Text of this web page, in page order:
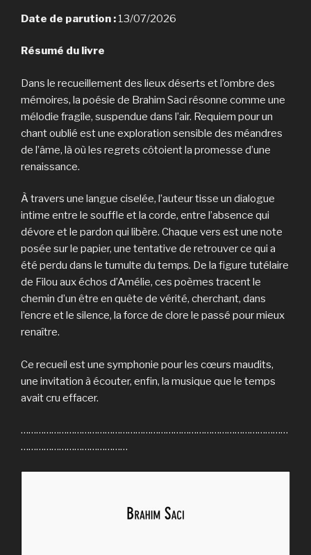
Date de parution : 13/07/2026
Résumé du livre
Dans le recueillement des lieux déserts et l’ombre des
mémoires, la poésie de Brahim Saci résonne comme une
mélodie fragile, suspendue dans l’air. Requiem pour un
chant oublié est une exploration sensible des méandres
de l’âme, là où les regrets côtoient la promesse d’une
renaissance.
À travers une langue ciselée, l’auteur tisse un dialogue
intime entre le souffle et la corde, entre l’absence qui
dévore et le pardon qui libère. Chaque vers est une note
posée sur le papier, une tentative de retrouver ce qui a
été perdu dans le tumulte du temps. De la figure tutélaire
de Filou aux échos d’Amélie, ces poèmes tracent le
chemin d’un être en quête de vérité, cherchant, dans
l’encre et le silence, la force de clore le passé pour mieux
renaître.
Ce recueil est une symphonie pour les cœurs maudits,
une invitation à écouter, enfin, la musique que le temps
avait cru effacer.
……………………………………………………………………………………………
……………………………………